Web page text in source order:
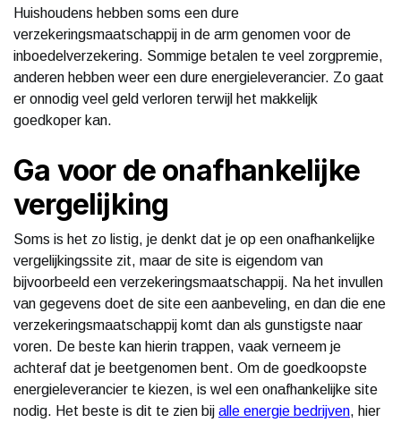
Huishoudens hebben soms een dure
verzekeringsmaatschappij in de arm genomen voor de
inboedelverzekering. Sommige betalen te veel zorgpremie,
anderen hebben weer een dure energieleverancier. Zo gaat
er onnodig veel geld verloren terwijl het makkelijk
goedkoper kan.
Ga voor de onafhankelijke
vergelijking
Soms is het zo listig, je denkt dat je op een onafhankelijke
vergelijkingssite zit, maar de site is eigendom van
bijvoorbeeld een verzekeringsmaatschappij. Na het invullen
van gegevens doet de site een aanbeveling, en dan die ene
verzekeringsmaatschappij komt dan als gunstigste naar
voren. De beste kan hierin trappen, vaak verneem je
achteraf dat je beetgenomen bent. Om de goedkoopste
energieleverancier te kiezen, is wel een onafhankelijke site
nodig. Het beste is dit te zien bij alle energie bedrijven, hier